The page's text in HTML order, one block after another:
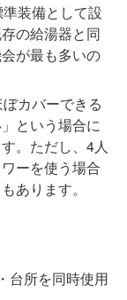
装備として設
の給湯器と同
が最も多いの
カバーできる
という場合に
。ただし、4人
ーを使う場合
あります。
台所を同時使用